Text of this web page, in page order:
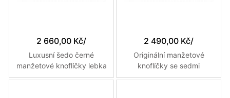
2 660,00 Kč/
Luxusní šedo černé
manžetové knoflíčky lebka
ručně osazené křištály
2 490,00 Kč/
Originální manžetové
knoflíčky se sedmi
modrými krystaly pro štěstí